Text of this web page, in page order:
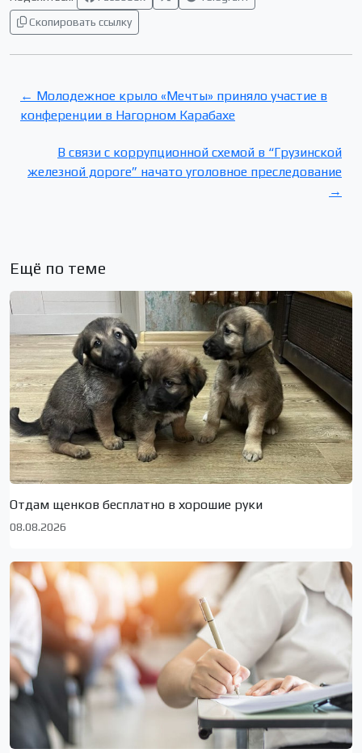
Скопировать ссылку
← Молодежное крыло «Мечты» приняло участие в
конференции в Нагорном Карабахе
В связи с коррупционной схемой в “Грузинской
железной дороге” начато уголовное преследование
→
Ещё по теме
Отдам щенков бесплатно в хорошие руки
08.08.2026